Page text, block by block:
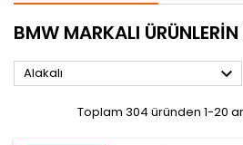
BMW MARKALI ÜRÜNLERIN
Alakalı 
Toplam 304 üründen 1-20